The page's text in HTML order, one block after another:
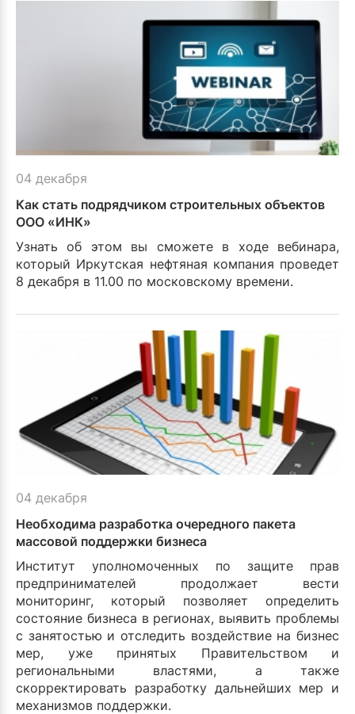
04 декабря
Как стать подрядчиком строительных объектов
ООО «ИНК»
Узнать об этом вы сможете в ходе вебинара,
который Иркутская нефтяная компания проведет
8 декабря в 11.00 по московскому времени.
04 декабря
Необходима разработка очередного пакета
массовой поддержки бизнеса
Институт уполномоченных по защите прав
предпринимателей продолжает вести
мониторинг, который позволяет определить
состояние бизнеса в регионах, выявить проблемы
с занятостью и отследить воздействие на бизнес
мер, уже принятых Правительством и
региональными властями, а также
скорректировать разработку дальнейших мер и
механизмов поддержки.